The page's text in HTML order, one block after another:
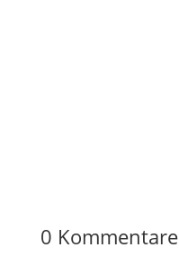
0 Kommentare